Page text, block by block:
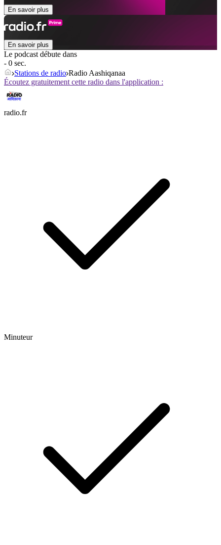
En savoir plus
En savoir plus
Le podcast débute dans
- 0 sec.
Stations de radio Radio Aashiqanaa
Écoutez gratuitement cette radio dans l'application :
radio.fr
Minuteur